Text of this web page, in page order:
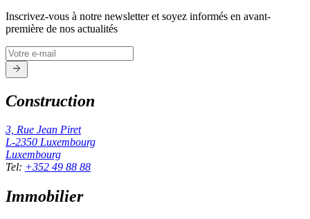
Inscrivez-vous à notre newsletter et soyez informés en avant-
première de nos actualités
Construction
3, Rue Jean Piret
L-2350 Luxembourg
Luxembourg
Tel: +352 49 88 88
Immobilier